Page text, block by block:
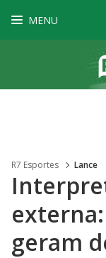
MENU
R7 Esportes Lance
geram